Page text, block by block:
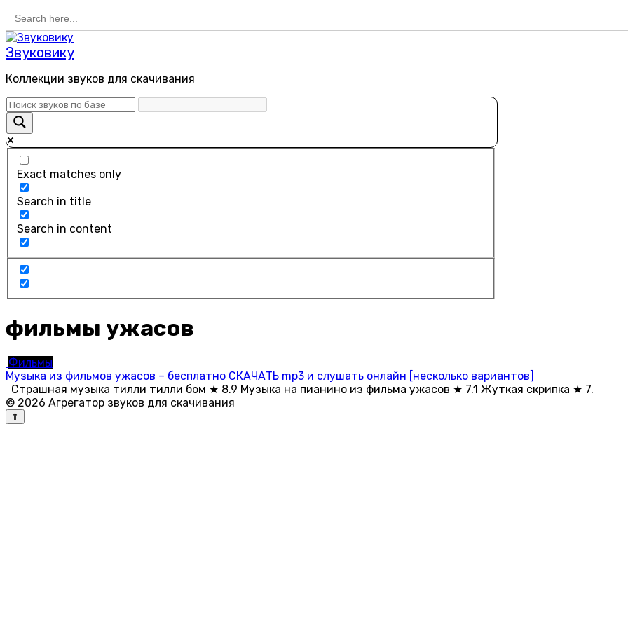
Перейти
содержанию
Search
for:
Звуковику
Коллекции звуков для скачивания
Exact matches only
Search in title
Search in content
фильмы ужасов
Фильмы
Музыка из фильмов ужасов – бесплатно СКАЧАТЬ mp3 и слушать онлайн [несколько вариантов]
Страшная музыка тилли тилли бом ★ 8.9 Музыка на пианино из фильма ужасов ★ 7.1 Жуткая скрипка ★ 7.
© 2026 Агрегатор звуков для скачивания